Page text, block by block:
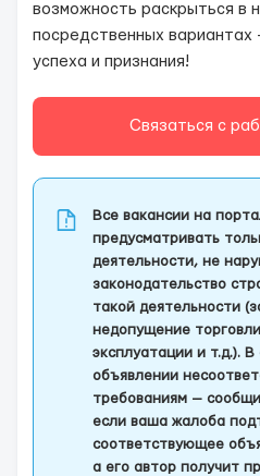
возможность раскрыться в
посредственных
успеха и признания!
Связаться с
Все вакансии на
предусматривать
деятельности, не
законодательство
такой деятельности
недопущение
эксплуатации и т.д.).
объявлении
требованиям —
если ваша жалоба
соответствующее
а его автор получит